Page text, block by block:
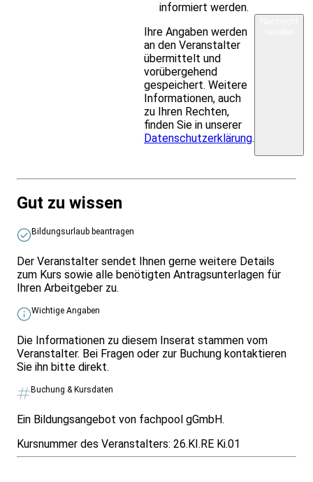
informiert werden.
Ihre Angaben werden
an den Veranstalter
übermittelt und
vorübergehend
gespeichert. Weitere
Informationen, auch
zu Ihren Rechten,
finden Sie in unserer
Datenschutzerklärung.
Gut zu wissen
Bildungsurlaub beantragen
Der Veranstalter sendet Ihnen gerne weitere Details
zum Kurs sowie alle benötigten Antragsunterlagen für
Ihren Arbeitgeber zu.
Wichtige Angaben
Die Informationen zu diesem Inserat stammen vom
Veranstalter. Bei Fragen oder zur Buchung kontaktieren
Sie ihn bitte direkt.
Buchung & Kursdaten
Ein Bildungsangebot von fachpool gGmbH.
Kursnummer des Veranstalters: 26.KI.RE Ki.01